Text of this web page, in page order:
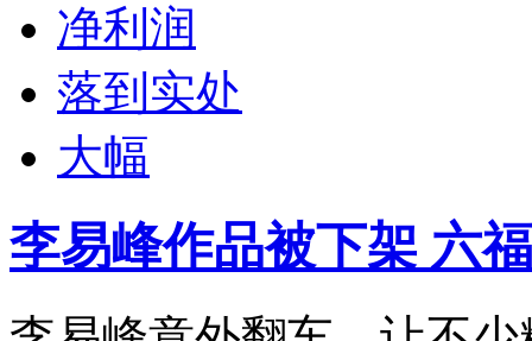
净利润
落到实处
大幅
李易峰作品被下架 六